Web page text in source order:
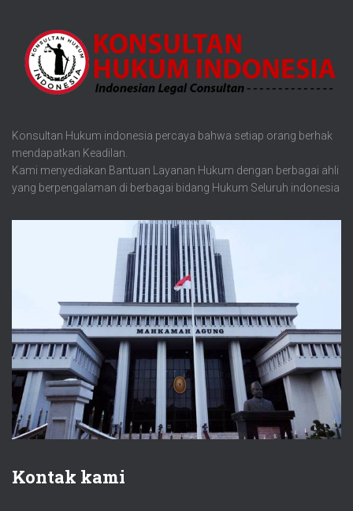
Konsultan Hukum indonesia percaya bahwa setiap orang berhak
mendapatkan Keadilan.
Kami menyediakan Bantuan Layanan Hukum dengan berbagai ahli
yang berpengalaman di berbagai bidang Hukum Seluruh indonesia
Kontak kami